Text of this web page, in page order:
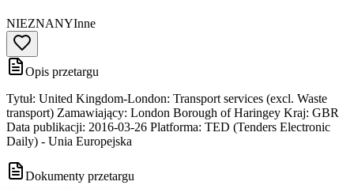
NIEZNANYInne
Opis przetargu
Tytuł: United Kingdom-London: Transport services (excl. Waste
transport) Zamawiający: London Borough of Haringey Kraj: GBR
Data publikacji: 2016-03-26 Platforma: TED (Tenders Electronic
Daily) - Unia Europejska
Dokumenty przetargu